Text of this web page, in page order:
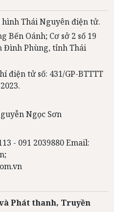
Thái Nguyên điện tử.
Bến Oánh; Cơ sở 2 số 19
Đình Phùng, tỉnh Thái
điện tử số: 431/GP-BTTTT
Ngọc Sơn
- 091 2039880 Email:
Phát thanh, Truyền